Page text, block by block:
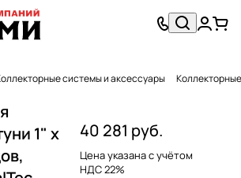
системы и аксессуары
1" х
40 281 руб.
Цена указана с учётом
НДС 22%